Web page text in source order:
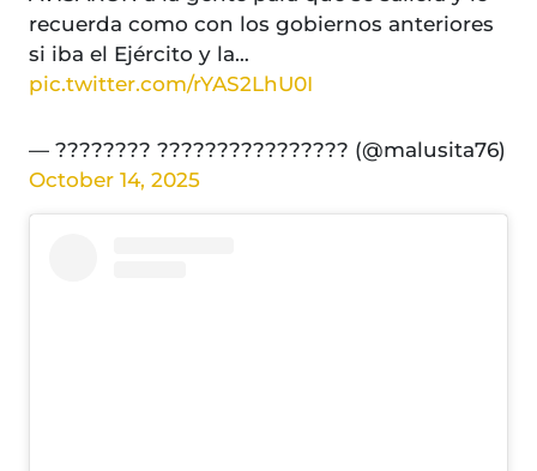
recuerda como con los gobiernos anteriores
si iba el Ejército y la…
pic.twitter.com/rYAS2LhU0I
— ???????? ???????????????? (@malusita76)
October 14, 2025